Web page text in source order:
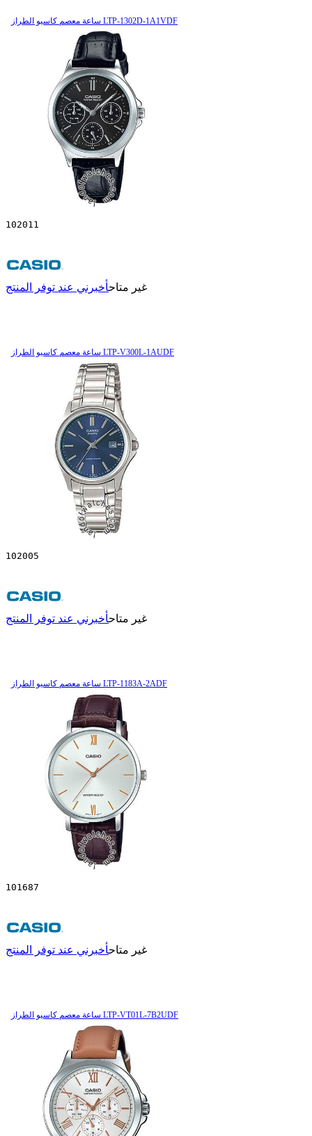
ساعة معصم کاسیو الطراز LTP-1302D-1A1VDF
102011
غير متاحأخبرني عند توفر المنتج
ساعة معصم کاسیو الطراز LTP-V300L-1AUDF
102005
غير متاحأخبرني عند توفر المنتج
ساعة معصم کاسیو الطراز LTP-1183A-2ADF
101687
غير متاحأخبرني عند توفر المنتج
ساعة معصم کاسیو الطراز LTP-VT01L-7B2UDF